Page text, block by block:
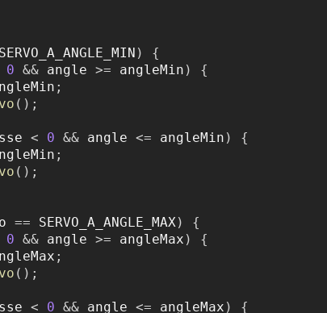
)
{
0 && angle >= angleMin )
{
;
( ) ;
< 0 && angle <= angleMin )
{
;
( ) ;
== SERVO_A_ANGLE_MAX)
{
0 && angle >= angleMax )
{
;
( ) ;
< 0 && angle <= angleMax )
{